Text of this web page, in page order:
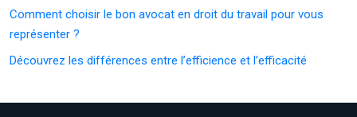
Comment choisir le bon avocat en droit du travail pour vous
représenter ?
Découvrez les différences entre l’efficience et l’efficacité